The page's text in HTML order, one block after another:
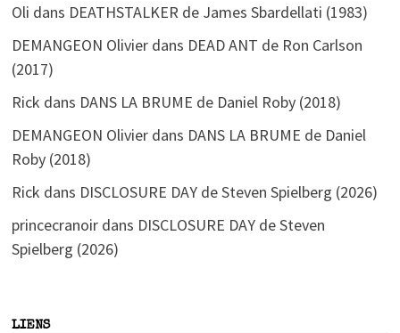
Oli dans DEATHSTALKER de James Sbardellati (1983)
DEMANGEON Olivierdans DEAD ANT de Ron Carlson
(2017)
Rick dans DANS LA BRUME de Daniel Roby (2018)
DEMANGEON Olivierdans DANS LA BRUME de Daniel
Roby (2018)
Rick dans DISCLOSURE DAY de Steven Spielberg (2026)
princecranoirdans DISCLOSURE DAY de Steven
Spielberg (2026)
LIENS